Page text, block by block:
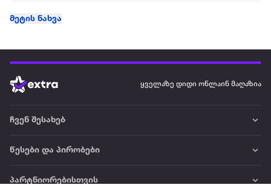
მეტის ნახვა
ყველაზე დიდი ონლაინ მაღაზია
ჩვენ შესახებ
წესები და პირობები
პარტნიორებისთვის